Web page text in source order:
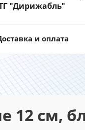
"Дирижабль"
и оплата
12 см,